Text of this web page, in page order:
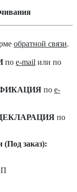
обратной связи.
по e-mail или по
по e-
по
заказ):